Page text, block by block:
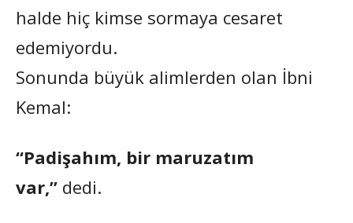
halde hiç kimse sormaya cesaret
edemiyordu.
Sonunda büyük alimlerden olan İbni
Kemal:
“Padişahım, bir maruzatım
var,” dedi.